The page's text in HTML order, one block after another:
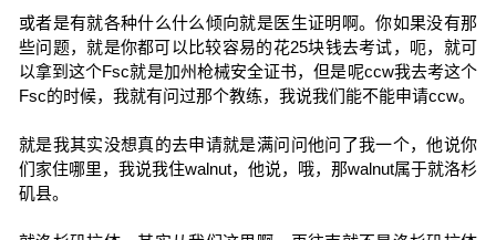
或者是有就各种什么什么倾向就是医生证明啊。你如果没有那
些问题，就是你都可以比较容易的花25块钱去考试，呃，就可
以拿到这个Fsc就是加州枪械安全证书，但是呢ccw我去考这个
Fsc的时候，我就有问过那个教练，我说我们能不能申请ccw。
就是我其实没想真的去申请就是满问问他问了我一个，他说你
们家住哪里，我说我住walnut，他说，哦，那walnut属于就洛杉
矶县。